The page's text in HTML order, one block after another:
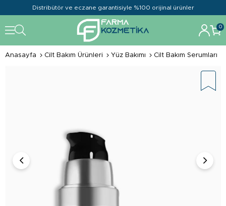
Distribütör ve eczane garantisiyle %100 orijinal ürünler
0
Anasayfa Cilt Bakım Ürünleri Yüz Bakımı Cilt Bakım Serumları